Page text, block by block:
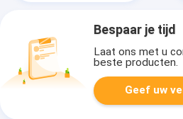
Bespaar je tijd
Laat ons met u
beste producten.
Geef uw